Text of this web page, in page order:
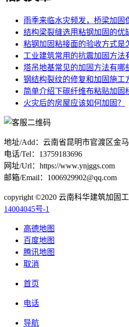
雨季来临水灾频发，桥梁加固
结构梁裂缝选用粘钢加固的优
粘钢加固粘接面的验收方式是
工业建筑常用的抗震加固方法
塔吊地基常见的加固方法有哪
钢结构裂纹的修复和加固施工
简单介绍下碳纤维布粘贴加固
火灾后的房屋应该如何加固？
地址/Add：云南省昆明市官渡区金
电话/Tel：13759183696
网址/Url：https://www.ynjggs.com
邮箱/Email：1006929902@qq.com
copyright ©2020 云南科华建筑加固
14004045号-1
高德地图
百度地图
腾讯地图
取消
首页
电话
导航